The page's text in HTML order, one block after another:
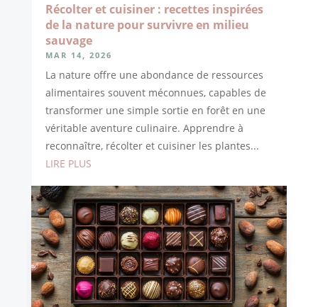
Récolter et cuisiner : recettes inspirées
de la nature pour survivre en milieu
sauvage
MAR 14, 2026
La nature offre une abondance de ressources
alimentaires souvent méconnues, capables de
transformer une simple sortie en forêt en une
véritable aventure culinaire. Apprendre à
reconnaître, récolter et cuisiner les plantes...
LIRE PLUS